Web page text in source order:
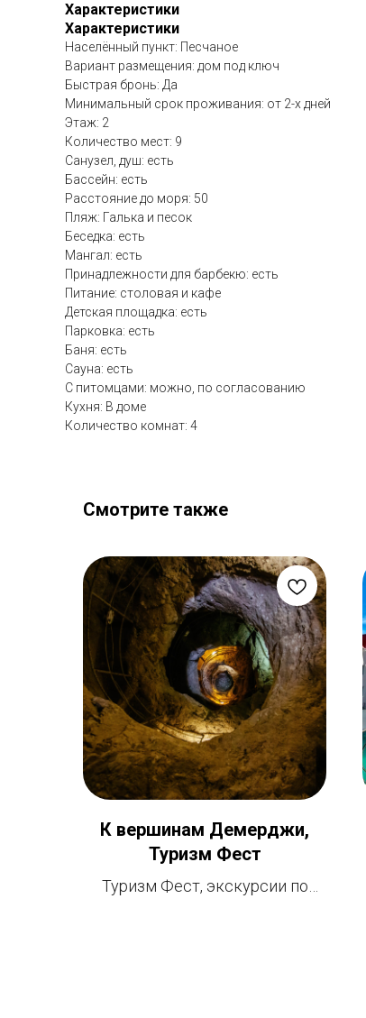
Характеристики
Характеристики
Населённый пункт: Песчаное
Вариант размещения: дом под ключ
Быстрая бронь: Да
Минимальный срок проживания: от 2-х дней
Этаж: 2
Количество мест: 9
Санузел, душ: есть
Бассейн: есть
Расстояние до моря: 50
Пляж: Галька и песок
Беседка: есть
Мангал: есть
Принадлежности для барбекю: есть
Питание: столовая и кафе
Детская площадка: есть
Парковка: есть
Баня: есть
Сауна: есть
С питомцами: можно, по согласованию
Кухня: В доме
Количество комнат: 4
Смотрите также
К вершинам Демерджи,
Туризм Фест
Туризм Фест, экскурсии по